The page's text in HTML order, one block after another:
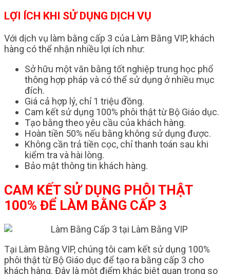
LỢI ÍCH KHI SỬ DỤNG DỊCH VỤ
Với dịch vụ làm bằng cấp 3 của Làm Bằng VIP, khách
hàng có thể nhận nhiều lợi ích như:
Sở hữu một văn bằng tốt nghiệp trung học phổ
thông hợp pháp và có thể sử dụng ở nhiều mục
đích.
Giá cả hợp lý, chỉ 1 triệu đồng.
Cam kết sử dụng 100% phôi thật từ Bộ Giáo dục.
Tạo bằng theo yêu cầu của khách hàng.
Hoàn tiền 50% nếu bằng không sử dụng được.
Không cần trả tiền cọc, chỉ thanh toán sau khi
kiểm tra và hài lòng.
Bảo mật thông tin khách hàng.
CAM KẾT SỬ DỤNG PHÔI THẬT
100% ĐỂ LÀM BẰNG CẤP 3
Tại Làm Bằng VIP, chúng tôi cam kết sử dụng 100%
phôi thật từ Bộ Giáo dục để tạo ra bằng cấp 3 cho
khách hàng. Đây là một điểm khác biệt quan trọng so